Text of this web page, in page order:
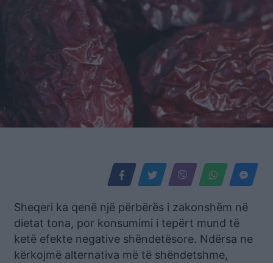
Sheqeri ka qenë një përbërës i zakonshëm në
dietat tona, por konsumimi i tepërt mund të
ketë efekte negative shëndetësore. Ndërsa ne
kërkojmë alternativa më të shëndetshme,